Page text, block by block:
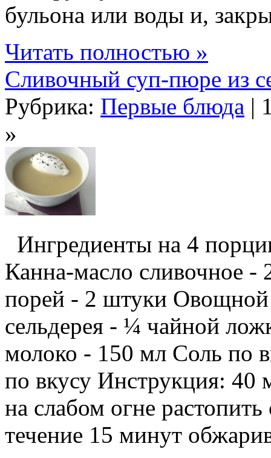
бульона или воды и,
Читать полностью »
Сливочный суп-пюре из
Рубрика: Первые блюда |
»
Ингредиенты на 4
Канна-масло сливочное -
порей - 2 штуки
сельдерея - ¼ чайной
молоко - 150 мл Соль по
по вкусу Инструкция: 40
на слабом огне
течение 15 минут